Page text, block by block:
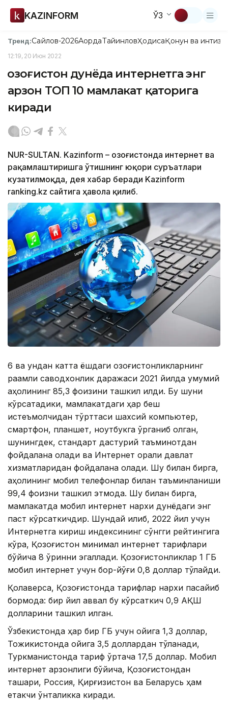
KAZINFORM ЎЗ
Тренд:Сайлов-2026АқордаТайинловҲодисаҚонун ва
12:19, 20 Июн 2022
Қозоғистон дунёда интернетга энг
арзон ТОП 10 мамлакат қаторига
киради
NUR-SULTAN. Kazinform – Қозоғистонда интернет ва
рақамлаштиришга ўтишнинг юқори суръатлари
кузатилмоқда, дея хабар беради Kazinform
ranking.kz сайтига ҳавола қилиб.
6 ва ундан катта ёшдаги қозоғистонликларнинг
рақамли саводхонлик даражаси 2021 йилда умумий
аҳолининг 85,3 фоизини ташкил қилди. Бу шуни
кўрсатадики, мамлакатдаги ҳар беш
истеъмолчидан тўрттаси шахсий компьютер,
смартфон, планшет, ноутбукга ўрганиб қолган,
шунингдек, стандарт дастурий таъминотдан
фойдалана олади ва Интернет орқали давлат
хизматларидан фойдалана олади. Шу билан бирга,
аҳолининг мобил телефонлар билан таъминланиши
99,4 фоизни ташкил этмоқда. Шу билан бирга,
мамлакатда мобил интернет нархи дунёдаги энг
паст кўрсаткичдир. Шундай қилиб, 2022 йил учун
Интернетга кириш индексининг сўнгги рейтингига
кўра, Қозоғистон минимал интернет тарифлари
бўйича 8 ўринни эгаллади. Қозоғистонликлар 1 ГБ
мобил интернет учун бор-йўғи 0,8 доллар тўлайди.
Қолаверса, Қозоғистонда тарифлар нархи пасайиб
бормоқда: бир йил аввал бу кўрсаткич 0,9 АҚШ
долларини ташкил қилган.
Ўзбекистонда ҳар бир ГБ учун ойига 1,3 доллар,
Тожикистонда ойига 3,5 доллардан тўланади,
Туркманистонда тариф ўртача 17,5 доллар. Мобил
интернет арзонлиги бўйича, Қозоғистондан
ташқари, Россия, Қирғизистон ва Беларусь ҳам
етакчи ўнталикка киради.